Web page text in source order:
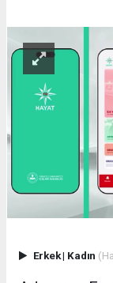
Erkek| Kadın